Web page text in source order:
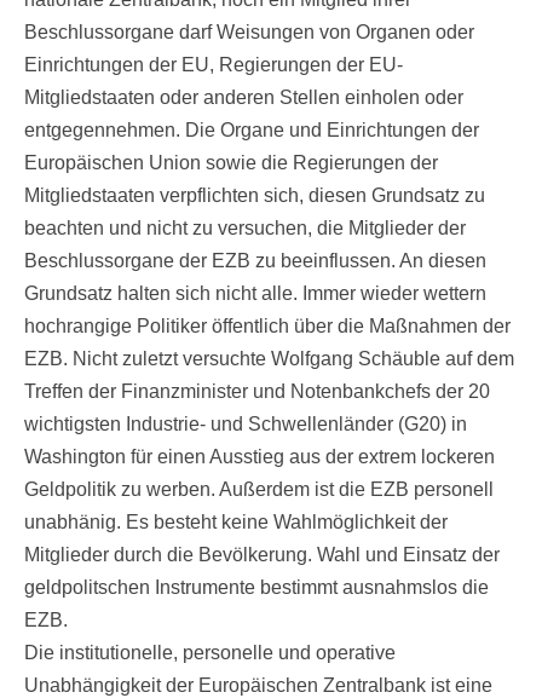
Beschlussorgane darf Weisungen von Organen oder
Einrichtungen der EU, Regierungen der EU-
Mitgliedstaaten oder anderen Stellen einholen oder
entgegennehmen. Die Organe und Einrichtungen der
Europäischen Union sowie die Regierungen der
Mitgliedstaaten verpflichten sich, diesen Grundsatz zu
beachten und nicht zu versuchen, die Mitglieder der
Beschlussorgane der EZB zu beeinflussen. An diesen
Grundsatz halten sich nicht alle. Immer wieder wettern
hochrangige Politiker öffentlich über die Maßnahmen der
EZB. Nicht zuletzt versuchte Wolfgang Schäuble auf dem
Treffen der Finanzminister und Notenbankchefs der 20
wichtigsten Industrie- und Schwellenländer (G20) in
Washington für einen Ausstieg aus der extrem lockeren
Geldpolitik zu werben. Außerdem ist die EZB personell
unabhänig. Es besteht keine Wahlmöglichkeit der
Mitglieder durch die Bevölkerung. Wahl und Einsatz der
geldpolitschen Instrumente bestimmt ausnahmslos die
EZB.
Die institutionelle, personelle und operative
Unabhängigkeit der Europäischen Zentralbank ist eine